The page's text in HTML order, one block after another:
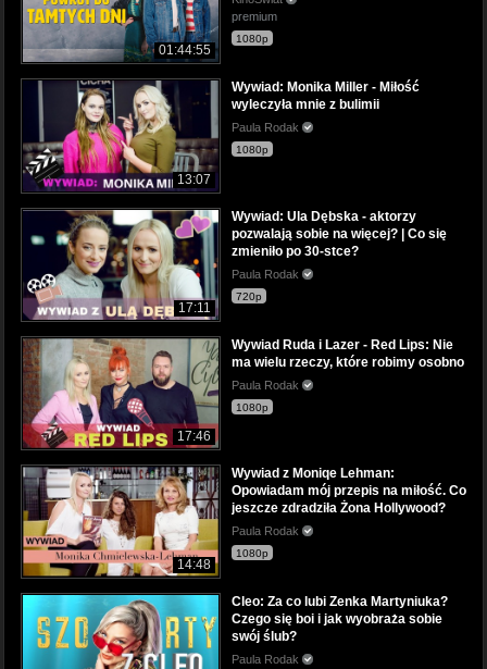
01:44:55
premium
1080p
13:07
Wywiad: Monika Miller - Miłość
wyleczyła mnie z bulimii
Paula Rodak
1080p
17:11
Wywiad: Ula Dębska - aktorzy
pozwalają sobie na więcej? | Co się
zmieniło po 30-stce?
Paula Rodak
720p
17:46
Wywiad Ruda i Lazer - Red Lips: Nie
ma wielu rzeczy, które robimy osobno
Paula Rodak
1080p
14:48
Wywiad z Moniqe Lehman:
Opowiadam mój przepis na miłość. Co
jeszcze zdradziła Żona Hollywood?
Paula Rodak
1080p
Cleo: Za co lubi Zenka Martyniuka?
Czego się boi i jak wyobraża sobie
swój ślub?
Paula Rodak